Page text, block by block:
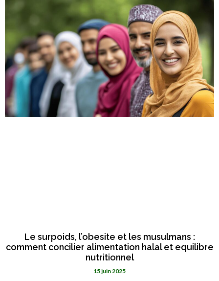
Le surpoids, l’obesite et les musulmans :
comment concilier alimentation halal et equilibre
nutritionnel
15 juin 2025